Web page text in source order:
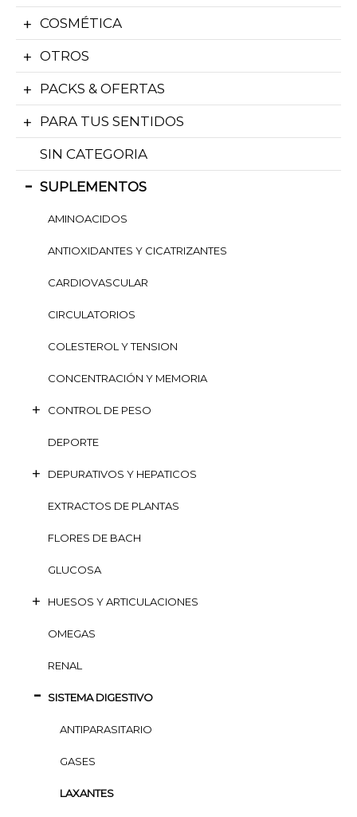
COSMÉTICA
OTROS
PACKS & OFERTAS
PARA TUS SENTIDOS
SIN CATEGORIA
SUPLEMENTOS
AMINOACIDOS
ANTIOXIDANTES Y CICATRIZANTES
CARDIOVASCULAR
CIRCULATORIOS
COLESTEROL Y TENSION
CONCENTRACIÓN Y MEMORIA
CONTROL DE PESO
DEPORTE
DEPURATIVOS Y HEPATICOS
EXTRACTOS DE PLANTAS
FLORES DE BACH
GLUCOSA
HUESOS Y ARTICULACIONES
OMEGAS
RENAL
SISTEMA DIGESTIVO
ANTIPARASITARIO
GASES
LAXANTES